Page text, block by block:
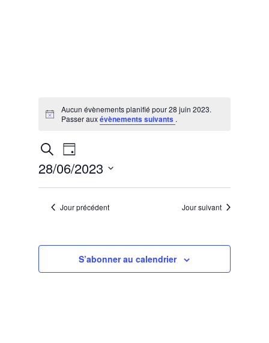
Notice
Aucun évènements planifié pour 28 juin 2023.
Passer auxévènements suivants .
Recherche
et
navigation
de
vues
RechercheNavigation
de
vues
Évènement
Jour
28/06/2023
date. Jour précédent Jour suivant
S’abonner au calendrier